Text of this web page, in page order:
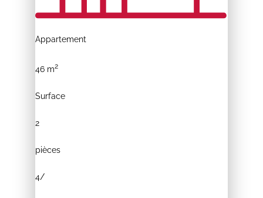
Appartement
46 m2
Surface
2
pièces
4/